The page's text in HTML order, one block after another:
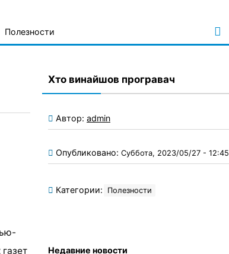
Полезности
Хто винайшов програвач
Автор: admin
Опубликовано: Суббота, 2023/05/27 - 12:45
Категории: Полезности
Недавние новости